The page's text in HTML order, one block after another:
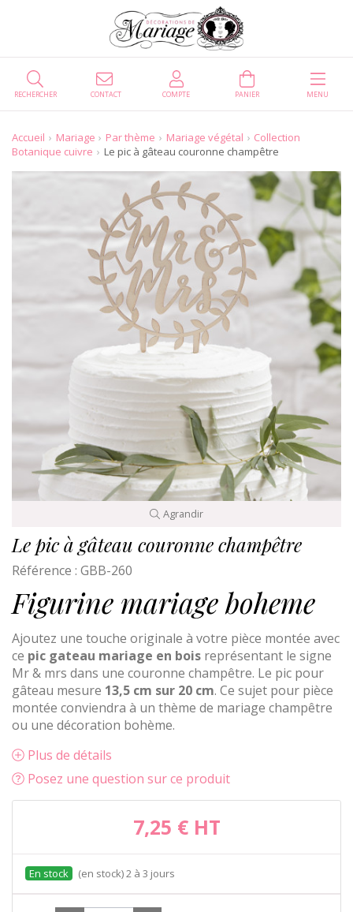
CONTACT
RECHERCHER COMPTE PANIER MENU
Accueil Mariage Par thème Mariage végétal
Collection
Botanique cuivre
Le pic à gâteau couronne champêtre
Agrandir
Le pic à gâteau couronne champêtre
Référence : GBB-260
Figurine mariage boheme
Ajoutez une touche originale à votre pièce montée avec
ce pic gateau mariage en bois représentant le signe
Mr & mrs dans une couronne champêtre. Le pic pour
gâteau mesure 13,5 cm sur 20 cm. Ce sujet pour pièce
montée conviendra à un thème de mariage champêtre
ou une décoration bohème.
Plus de détails
Posez une question sur ce produit
7,25 € HT
(en stock) 2 à 3 jours